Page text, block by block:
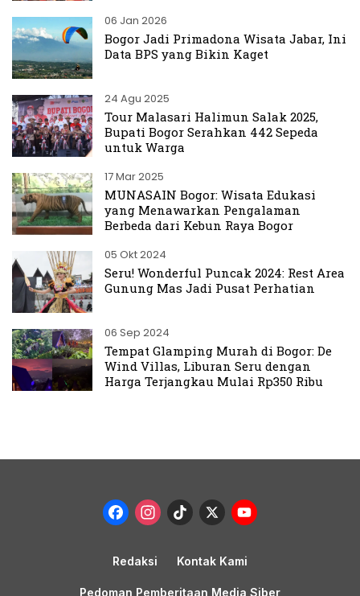
06 Jan 2026
Bogor Jadi Primadona Wisata Jabar, Ini
Data BPS yang Bikin Kaget
24 Agu 2025
Tour Malasari Halimun Salak 2025,
Bupati Bogor Serahkan 442 Sepeda
untuk Warga
17 Mar 2025
MUNASAIN Bogor: Wisata Edukasi
yang Menawarkan Pengalaman
Berbeda dari Kebun Raya Bogor
05 Okt 2024
Seru! Wonderful Puncak 2024: Rest Area
Gunung Mas Jadi Pusat Perhatian
06 Sep 2024
Tempat Glamping Murah di Bogor: De
Wind Villas, Liburan Seru dengan
Harga Terjangkau Mulai Rp350 Ribu
Facebook
Instagram
TikTok
X
Redaksi Kontak Kami
Pedoman Pemberitaan Media Siber